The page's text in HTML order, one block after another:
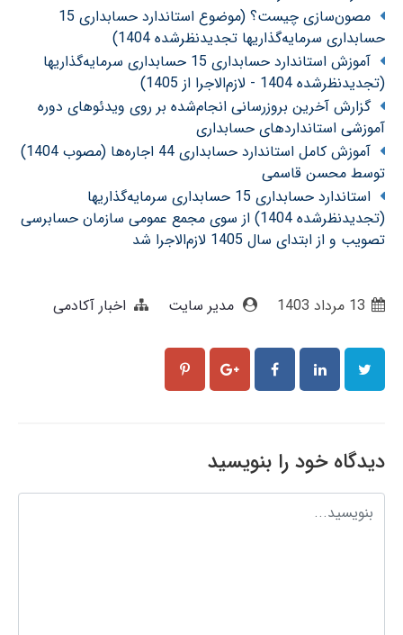
مصون‌سازی چیست؟ (موضوع استاندارد حسابداری 15
حسابداری سرمایه‌گذاریها تجدیدنظرشده 1404)
آموزش استاندارد حسابداری 15 حسابداری سرمایه‌گذاریها
(تجدیدنظرشده 1404 - لازم‌الاجرا از 1405)
گزارش آخرین بروزرسانی انجام‌شده بر روی ویدئوهای دوره
آموزشی استانداردهای حسابداری
آموزش کامل استاندارد حسابداری 44 اجاره‌ها (مصوب 1404)
توسط محسن قاسمی
استاندارد حسابداری 15 حسابداری سرمایه‌گذاریها
(تجدیدنظرشده 1404) از سوی مجمع عمومی سازمان حسابرسی
تصویب و از ابتدای سال 1405 لازم‌الاجرا شد
13 مرداد 1403 مدیر سایت اخبار آکادمی
دیدگاه خود را بنویسید